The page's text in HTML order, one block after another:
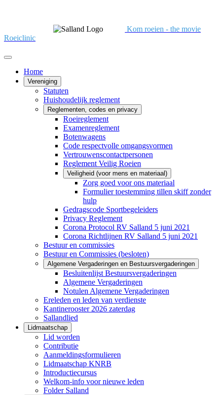
Kom roeien - the movie
Roeiclinic
Home
Vereniging
Statuten
Huishoudelijk reglement
Reglementen, codes en privacy
Roeireglement
Examenreglement
Botenwagens
Code respectvolle omgangsvormen
Vertrouwenscontactpersonen
Reglement Veilig Roeien
Veiligheid (voor mens en materiaal)
Zorg goed voor ons materiaal
Formulier toestemming tillen skiff zonder
hulp
Gedragscode Sportbegeleiders
Privacy Reglement
Corona Protocol RV Salland 5 juni 2021
Corona Richtlijnen RV Salland 5 juni 2021
Bestuur en commissies
Bestuur en Commissies (besloten)
Algemene Vergaderingen en Bestuursvergaderingen
Besluitenlijst Bestuursvergaderingen
Algemene Vergaderingen
Notulen Algemene Vergaderingen
Ereleden en leden van verdienste
Kantinerooster 2026 zaterdag
Sallandlied
Lidmaatschap
Lid worden
Contributie
Aanmeldingsformulieren
Lidmaatschap KNRB
Introductiecursus
Welkom-info voor nieuwe leden
Folder Salland